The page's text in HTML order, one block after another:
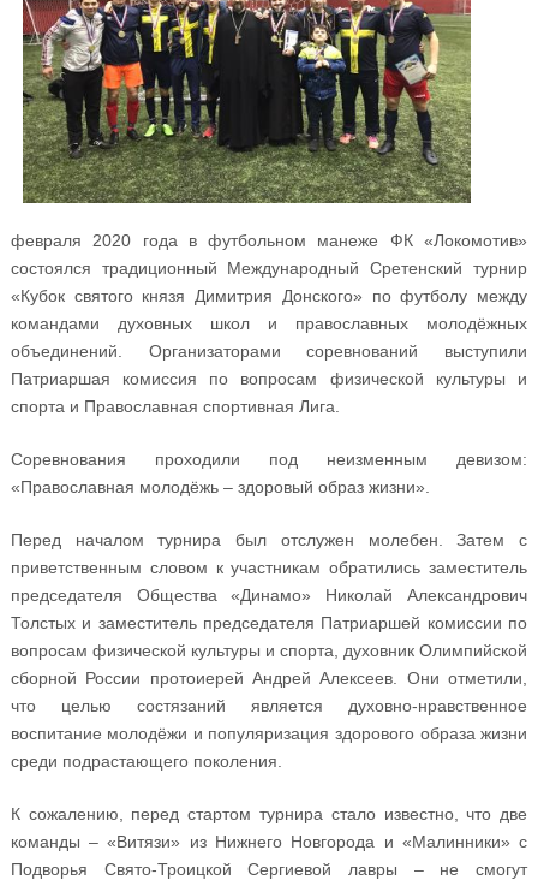
февраля 2020 года в футбольном манеже ФК «Локомотив»
состоялся традиционный Международный Сретенский турнир
«Кубок святого князя Димитрия Донского» по футболу между
командами духовных школ и православных молодёжных
объединений. Организаторами соревнований выступили
Патриаршая комиссия по вопросам физической культуры и
спорта и Православная спортивная Лига.
Соревнования проходили под неизменным девизом:
«Православная молодёжь – здоровый образ жизни».
Перед началом турнира был отслужен молебен. Затем с
приветственным словом к участникам обратились заместитель
председателя Общества «Динамо» Николай Александрович
Толстых и заместитель председателя Патриаршей комиссии по
вопросам физической культуры и спорта, духовник Олимпийской
сборной России протоиерей Андрей Алексеев. Они отметили,
что целью состязаний является духовно-нравственное
воспитание молодёжи и популяризация здорового образа жизни
среди подрастающего поколения.
К сожалению, перед стартом турнира стало известно, что две
команды – «Витязи» из Нижнего Новгорода и «Малинники» с
Подворья Свято-Троицкой Сергиевой лавры – не смогут